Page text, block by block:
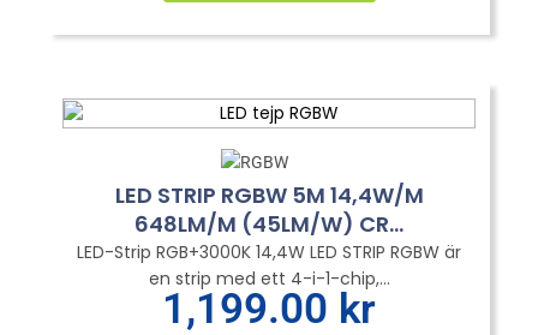
LED STRIP RGBW 5M 14,4W/M
648LM/M (45LM/W) CR...
LED-Strip RGB+3000K 14,4W LED STRIP RGBW är
en strip med ett 4-i-1-chip,...
1,199.00 kr